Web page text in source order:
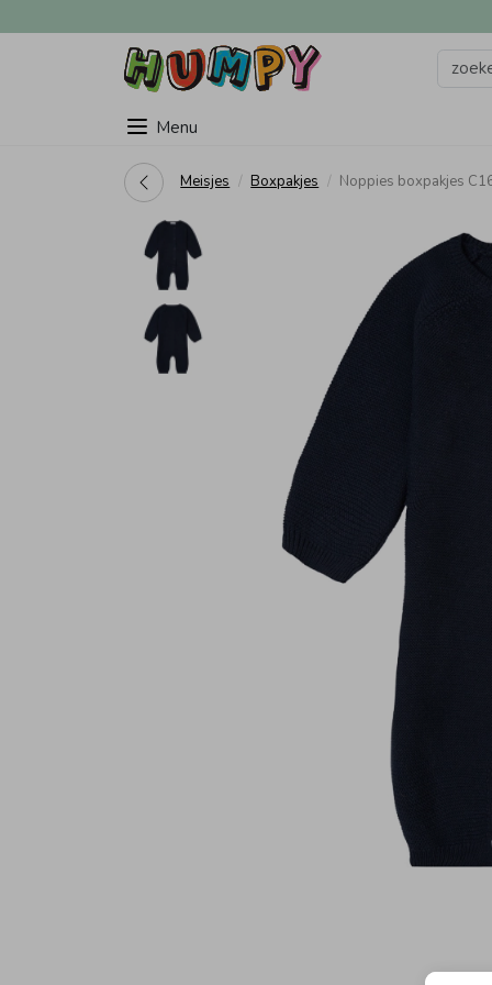
Menu
Meisjes Boxpakjes Noppies boxpakjes